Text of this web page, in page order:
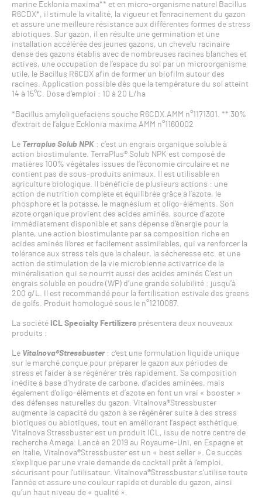
marine Ecklonia maxima** et en micro-organisme naturel Bacillus
R6CDX*, il stimule la vitalité, la vigueur et l’enracinement du gazon
et assure une meilleure résistance aux différentes formes de stress
abiotiques. Sur gazon, il en résulte une germination et une
installation accélérée des jeunes gazons, un chevelu racinaire
dense des gazons établis avec de nombreuses racines blanches et
actives, une occupation de l’espace du sol par un microorganisme
utile, le Bacillus R6CDX afin de former un biofilm autour des
racines. Application possible dès que la température du sol atteint
14 à 15°C. Dose d’emploi : 10 à 20 L/ha
*Bacillus amyloliquefaciens souche R6CDX.AMM n°1171301. ** 30%
d’extrait de l’algue Ecklonia maxima AMM n°1160002
Le Terraplus Solub NPK: c’est un engrais organique soluble à
action biostimulante. TerraPlus® Solub NPK est composé de
matières 100% végétales issues de l’économie circulaire et ne
contient pas de sous-produits animaux. Il est utilisable en
agriculture biologique. Il bénéficie de plusieurs actions : une
action de nutrition complète et équilibrée grâce à l’azote, le
phosphore et la potasse, le magnésium et oligo-éléments. Son
azote organique provient des acides aminés, source d’azote
immédiatement disponible et sans dépense d’énergie pour la
plante, une action biostimulante par sa composition riche en
acides aminés libres et facilement assimilables, qui va renforcer la
tolérance aux stress tels que la chaleur, la sécheresse etc. et une
action de stimulation de la vie microbienne activatrice de la
minéralisation qui se nourrit aussi des acides aminés C’est un
engrais soluble en poudre (WP) d’une grande solubilité : jusqu’à
200 g/L. Il est recommandé pour la fertilisation estivale des greens
de golfs. Produit homologué sous le n°1210087.
La société ICL Specialty Fertilizersprésentera deux nouveaux
produits :
Le Vitalnova®Stressbuster: c’est une formulation liquide unique
sur le marché conçue pour préparer le gazon aux périodes de
stress et l’aider à se régénérer très rapidement. Sa composition
inédite à base d’hydrate de carbone, d’acides aminées, mais
également d’oligo-éléments et d’azote en font un vrai « booster »
des défenses naturelles du gazon. Vitalnova®Stressbuster
augmente la capacité du gazon à se régénérer suite à des stress
biotiques ou abiotiques, tout en améliorant l’aspect esthétique.
Vitalnova Stressbuster est un produit ICL, issu de notre centre de
recherche Amega. Lancé en 2019 au Royaume-Uni, en Espagne et
en Italie, Vitalnova®Stressbuster est un « best seller ». Ce succès
s’explique par une vraie demande de cocktail prêt à l’emploi,
sécurisant pour l’utilisateur. Vitalnova®Stressbuster s’utilise toute
l’année et assure une couleur rapide et durable du gazon, ainsi
qu’un haut niveau de « qualité ».